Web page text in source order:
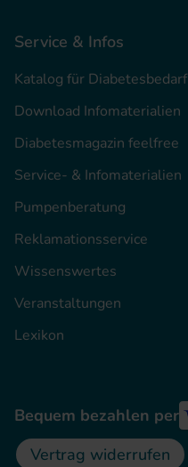
Service & Infos
Katalog für Diabetesbedarf
Download Infomaterialien
Diabetesmagazin feelfree
Service- & Infomaterialien
Pumpenberatung
Reklamationsservice
Wissenswertes
Veranstaltungen
Lexikon
Bequem bezahlen per
Vertrag widerrufen